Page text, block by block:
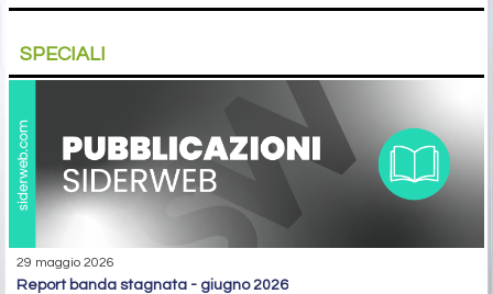
SPECIALI
29 maggio 2026
report banda stagnata - giugno 2026